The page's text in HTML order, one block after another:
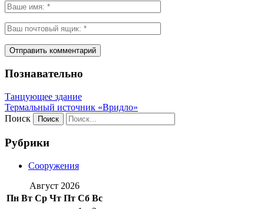
Познавательно
Танцующее здание
Термальный источник «Вридло»
Поиск
Рубрики
Сооружения
Август 2026
Пн Вт Ср Чт Пт Сб Вс